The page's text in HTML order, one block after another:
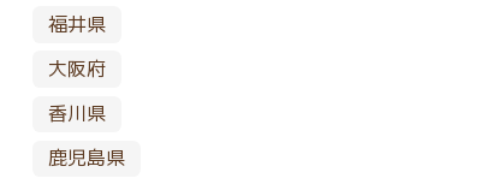
福井県
大阪府
香川県
鹿児島県